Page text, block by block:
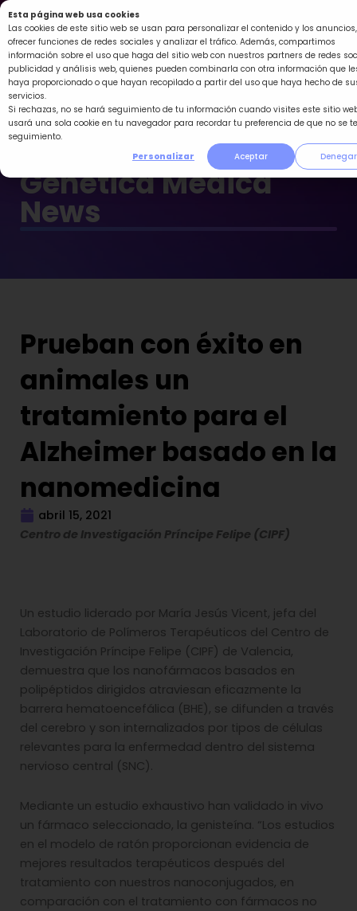
Esta página web usa cookies
Las cookies de este sitio web se usan para personalizar el contenido y los anuncios,
ofrecer funciones de redes sociales y analizar el tráfico. Además, compartimos
información sobre el uso que haga del sitio web con nuestros partners de redes
publicidad y análisis web, quienes pueden combinarla con otra información que
haya proporcionado o que hayan recopilado a partir del uso que haya hecho de
servicios.
Si rechazas, no se hará seguimiento de tu información cuando visites este sitio
usará una sola cookie en tu navegador para recordar tu preferencia de que no se
seguimiento.
Personalizar
Aceptar Denegar
Ir
al
contenido
Genética Médica
News
Prueban con éxito en
animales un
tratamiento para el
Alzheimer basado en la
nanomedicina
abril 15, 2021
Centro de Investigación Príncipe Felipe (CIPF)
Un estudio liderado por María Jesús Vicent, jefa del
Laboratorio de Polímeros Terapéuticos del Centro de
Investigación Príncipe Felipe (CIPF) de Valencia,
demuestra que los nanofármacos basados en
polipéptidos dirigidos atraviesan eficazmente la
barrera hematoencefálica (BHE), se difunden a través
del cerebro y son internalizados por tipos de células
relevantes para la enfermedad dentro del sistema
nervioso central (SNC).
Mediante un estudio exhaustivo han validado in vivo
un fármaco seleccionado, la genisteína. “Los estudios
en el modelo de ratón proporcionan evidencia de
mejores resultados terapéuticos después del
tratamiento con nuestros nanoconjugados, en
comparación con el tratamiento con fármacos no